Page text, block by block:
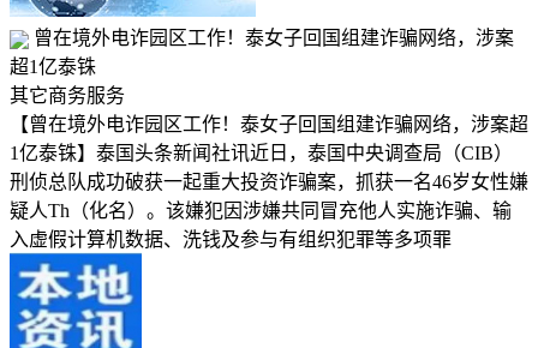
曾在境外电诈园区工作！泰女子回国组建诈骗网络，涉案
超1亿泰铢
其它商务服务
【曾在境外电诈园区工作！泰女子回国组建诈骗网络，涉案超
1亿泰铢】泰国头条新闻社讯近日，泰国中央调查局（CIB）
刑侦总队成功破获一起重大投资诈骗案，抓获一名46岁女性嫌
疑人Th（化名）。该嫌犯因涉嫌共同冒充他人实施诈骗、输
入虚假计算机数据、洗钱及参与有组织犯罪等多项罪